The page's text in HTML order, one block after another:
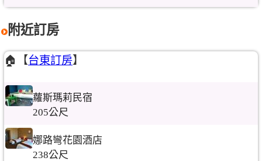
附近訂房
🏠【台東訂房】
蘿斯瑪莉民宿
205公尺
娜路彎花園酒店
238公尺